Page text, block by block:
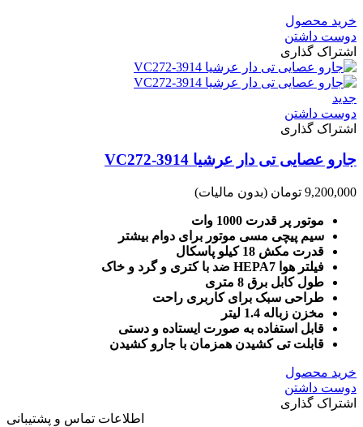
خرید محصول
دوست داشتن
اشتراک گذاری
جدید
دوست داشتن
اشتراک گذاری
جارو عصایی تی دار عرشیا VC272-3914
9,200,000 تومان (بدون مالیات)
موتور پر قدرت 1000 وات
سیم پیچی مسی موتور برای دوام بیشتر
قدرت مکش 18 کیلو پاسکال
فیلتر هوا HEPA7 ضد با کتری و گرد و خاک
طول کابل برق 8 متری
طراحی سبک برای کاربری راحت
مخزن زباله 1.4 لیتر
قابل استفاده به صورت ایستاده و دستی
قابلت تی کشیدن همزمان با جارو کشیدن
خرید محصول
دوست داشتن
اشتراک گذاری
اطلاعات تماس و پشتیبانی